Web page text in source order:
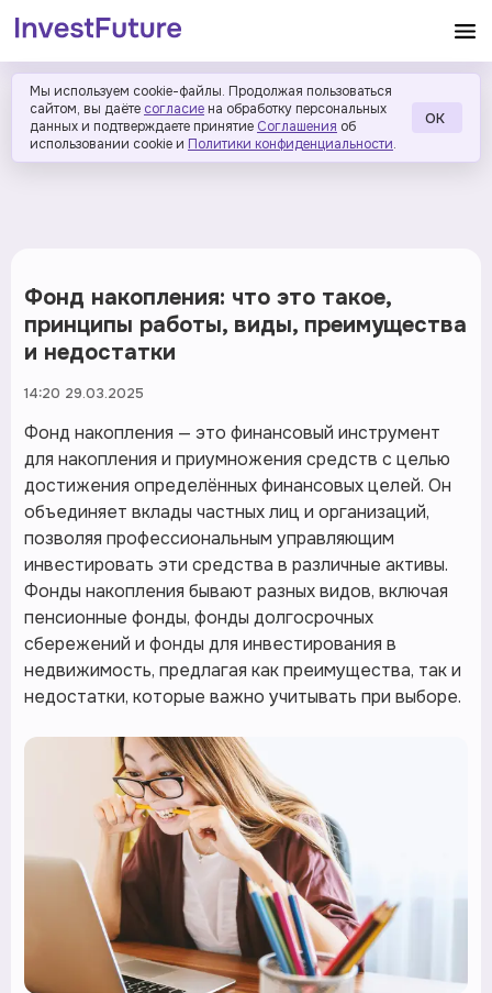
Мы используем cookie-файлы. Продолжая пользоваться
сайтом, вы даёте согласие на обработку персональных
данных и подтверждаете принятие Соглашения об
использовании cookie и Политики конфиденциальности.
ОК
Фонд накопления: что это такое,
принципы работы, виды, преимущества
и недостатки
14:20 29.03.2025
Фонд накопления — это финансовый инструмент
для накопления и приумножения средств с целью
достижения определённых финансовых целей. Он
объединяет вклады частных лиц и организаций,
позволяя профессиональным управляющим
инвестировать эти средства в различные активы.
Фонды накопления бывают разных видов, включая
пенсионные фонды, фонды долгосрочных
сбережений и фонды для инвестирования в
недвижимость, предлагая как преимущества, так и
недостатки, которые важно учитывать при выборе.